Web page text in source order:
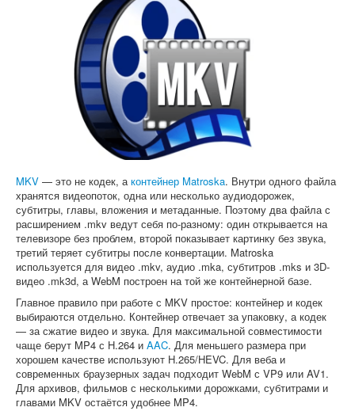
Конференция
Системные программы
MKV — это не кодек, аконтейнер Matroska. Внутри одного файла
хранятся видеопоток, одна или несколько аудиодорожек,
субтитры, главы, вложения и метаданные. Поэтому два файла с
расширением .mkv ведут себя по-разному: один открывается на
телевизоре без проблем, второй показывает картинку без звука,
третий теряет субтитры после конвертации. Matroska
используется для видео .mkv, аудио .mka, субтитров .mks и 3D-
видео .mk3d, а WebM построен на той же контейнерной базе.
Главное правило при работе с MKV простое: контейнер и кодек
выбираются отдельно. Контейнер отвечает за упаковку, а кодек
— за сжатие видео и звука. Для максимальной совместимости
чаще берут MP4 с H.264 и AAC. Для меньшего размера при
хорошем качестве используют H.265/HEVC. Для веба и
современных браузерных задач подходит WebM с VP9 или AV1.
Для архивов, фильмов с несколькими дорожками, субтитрами и
главами MKV остаётся удобнее MP4.